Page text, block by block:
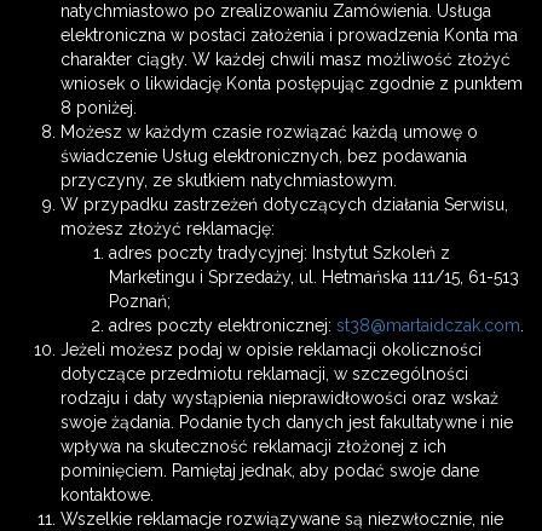
natychmiastowo po zrealizowaniu Zamówienia. Usługa
elektroniczna w postaci założenia i prowadzenia Konta ma
charakter ciągły. W każdej chwili masz możliwość złożyć
wniosek o likwidację Konta postępując zgodnie z punktem
8 poniżej.
Możesz w każdym czasie rozwiązać każdą umowę o
świadczenie Usług elektronicznych, bez podawania
przyczyny, ze skutkiem natychmiastowym.
W przypadku zastrzeżeń dotyczących działania Serwisu,
możesz złożyć reklamację:
adres poczty tradycyjnej: Instytut Szkoleń z
Marketingu i Sprzedaży, ul. Hetmańska 111/15, 61-513
Poznań;
adres poczty elektronicznej: st38@martaidczak.com.
Jeżeli możesz podaj w opisie reklamacji okoliczności
dotyczące przedmiotu reklamacji, w szczególności
rodzaju i daty wystąpienia nieprawidłowości oraz wskaż
swoje żądania. Podanie tych danych jest fakultatywne i nie
wpływa na skuteczność reklamacji złożonej z ich
pominięciem. Pamiętaj jednak, aby podać swoje dane
kontaktowe.
Wszelkie reklamacje rozwiązywane są niezwłocznie, nie